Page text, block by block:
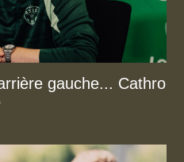
gauche... Cathro